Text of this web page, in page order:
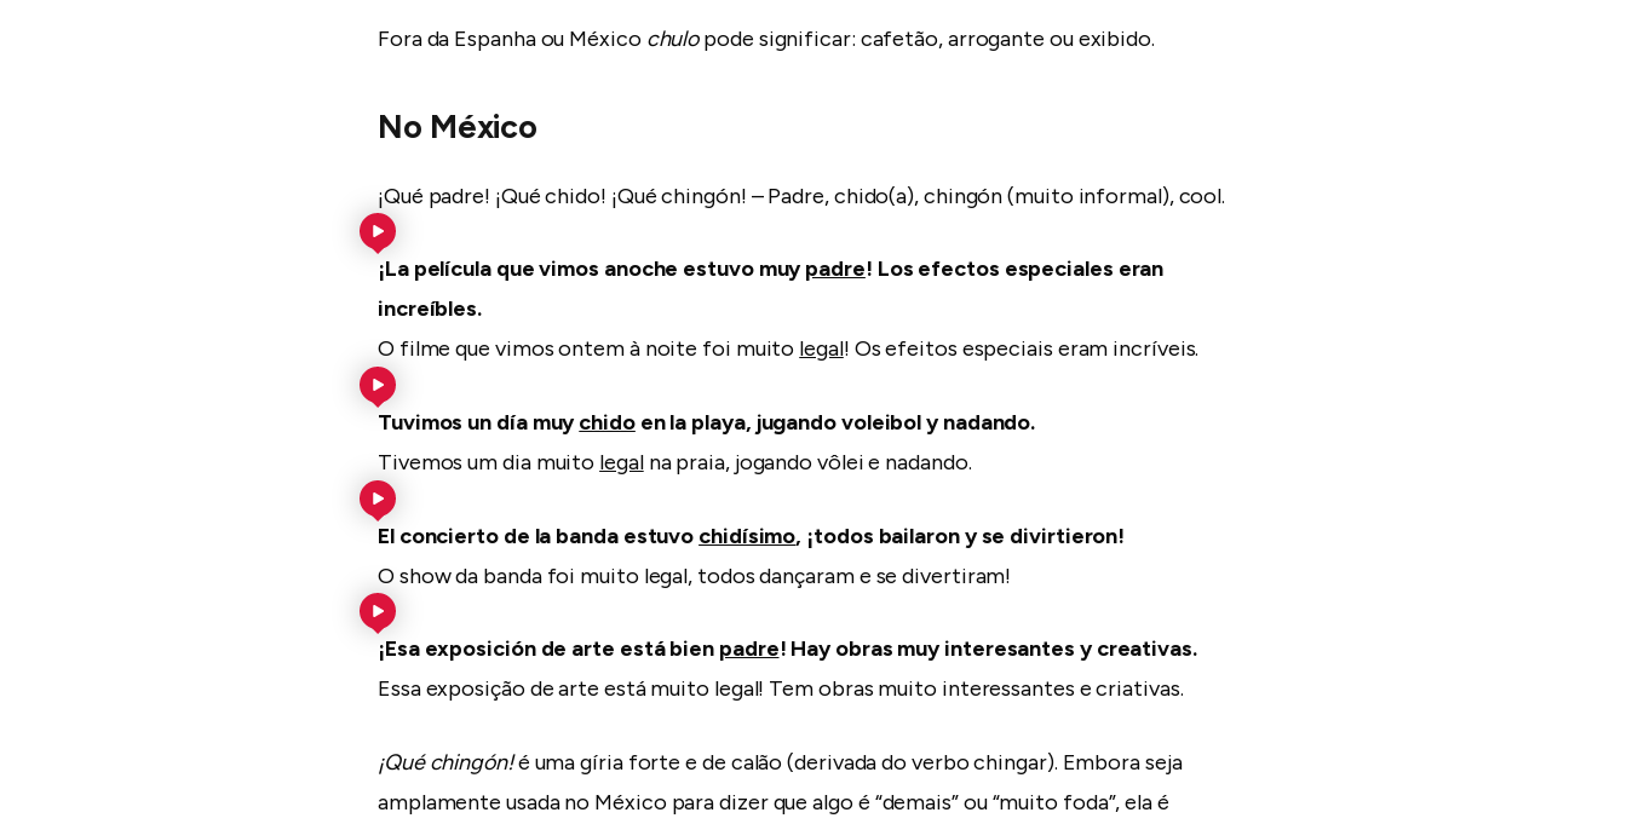
Fora da Espanha ou México chulopode significar: cafetão, arrogante ou exibido.
No México
¡Qué padre! ¡Qué chido! ¡Qué chingón! – Padre, chido(a), chingón (muito informal), cool.
¡La película que vimos anoche estuvo muypadre! Los efectos especiales eran
increíbles.
O filme que vimos ontem à noite foi muito legal! Os efeitos especiais eram incríveis.
Tuvimos un día muychidoen la playa, jugando voleibol y nadando.
Tivemos um dia muito legalna praia, jogando vôlei e nadando.
El concierto de la banda estuvo chidísimo, ¡todos bailaron y se divirtieron!
O show da banda foi muito legal, todos dançaram e se divertiram!
¡Esa exposición de arte está bien padre! Hay obras muy interesantes y creativas.
Essa exposição de arte está muito legal! Tem obras muito interessantes e criativas.
¡Qué chingón!é uma gíria forte e de calão (derivada do verbo chingar). Embora seja
amplamente usada no México para dizer que algo é “demais” ou “muito foda”, ela é